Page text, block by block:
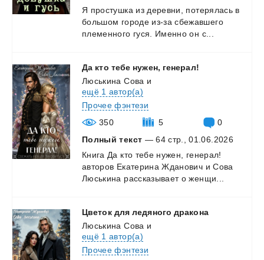
Я простушка из деревни, потерялась в
большом городе из-за сбежавшего
племенного гуся. Именно он с...
Да кто тебе нужен, генерал!
Люськина Сова и
ещё 1 автор(а)
Прочее фэнтези
350
5
0
Полный текст — 64 стр., 01.06.2026
Книга Да кто тебе нужен,
генерал!
авторов Екатерина Жданович и Сова
Люськина рассказывает о женщи...
Цветок для ледяного дракона
Люськина Сова и
ещё 1 автор(а)
Прочее фэнтези